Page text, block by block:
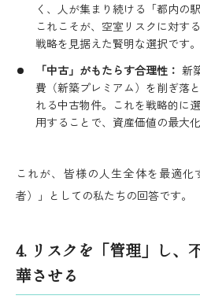
く、人が集まり続ける「都内の
これこそが、空室リスクに対す
戦略を見据えた賢明な選択です。
「中古」がもたらす合理性： 新
費（新築プレミアム）を削ぎ落
れる中古物件。これを戦略的に
用することで、資産価値の最大化
これが、皆様の人生全体を最適
者）」としての私たちの回答です。
4. リスクを「管理」し、
華させる